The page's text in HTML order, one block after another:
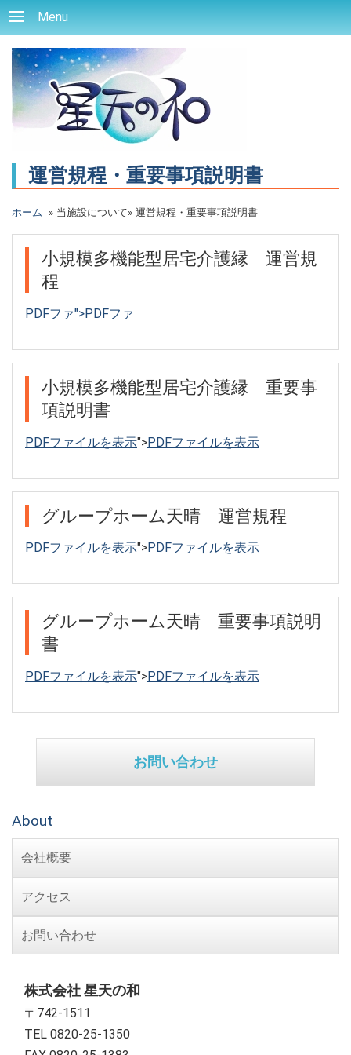
Menu
運営規程・重要事項説明書
ホーム » 当施設について» 運営規程・重要事項説明書
小規模多機能型居宅介護縁 運営規
程
PDFファ">PDFファ
小規模多機能型居宅介護縁 重要事
項説明書
PDFファイルを表示">PDFファイルを表示
グループホーム天晴 運営規程
PDFファイルを表示">PDFファイルを表示
グループホーム天晴 重要事項説明
書
PDFファイルを表示">PDFファイルを表示
お問い合わせ
About
会社概要
アクセス
お問い合わせ
株式会社 星天の和
〒742-1511
TEL 0820-25-1350